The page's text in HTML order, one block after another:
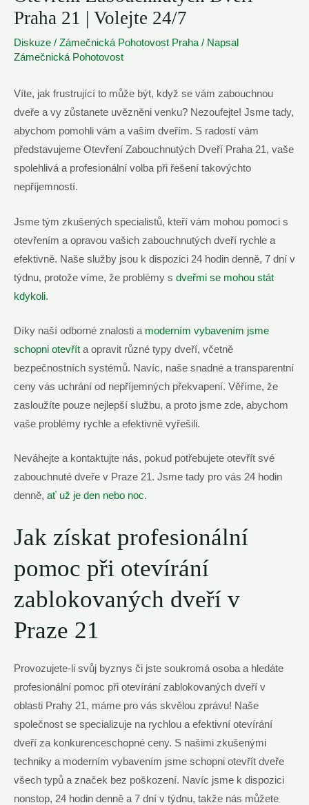
Praha 21 | Volejte 24/7
Diskuze / Zámečnická Pohotovost Praha / Napsal
Zámečnická Pohotovost
Víte, jak frustrující to může být, když se vám zabouchnou
dveře a vy zůstanete uvězněni venku? Nezoufejte! Jsme tady,
abychom pomohli vám a vašim dveřím. S radostí vám
představujeme Otevření Zabouchnutých Dveří Praha 21, vaše
spolehlivá a profesionální volba při řešení takovýchto
nepříjemností.
Jsme tým zkušených specialistů, kteří vám mohou pomoci s
otevřením a opravou vašich zabouchnutých dveří rychle a
efektivně. Naše služby jsou k dispozici 24 hodin denně, 7 dní v
týdnu, protože víme, že problémy s dveřmi se mohou stát
kdykoli.
Díky naší odborné znalosti a moderním vybavením jsme
schopni otevřít a opravit různé typy dveří, včetně
bezpečnostních systémů. Navíc, naše snadné a transparentní
ceny vás uchrání od nepříjemných překvapení. Věříme, že
zasloužíte pouze nejlepší službu, a proto jsme zde, abychom
vaše problémy rychle a efektivně vyřešili.
Neváhejte a kontaktujte nás, pokud potřebujete otevřít své
zabouchnuté dveře v Praze 21. Jsme tady pro vás 24 hodin
denně, ať už je den nebo noc.
Jak získat profesionální
pomoc při otevírání
zablokovaných dveří v
Praze 21
Provozujete-li svůj byznys či jste soukromá osoba a hledáte
profesionální pomoc při otevírání zablokovaných dveří v
oblasti Prahy 21, máme pro vás skvělou zprávu! Naše
společnost se specializuje na rychlou a efektivní otevírání
dveří za konkurenceschopné ceny. S našimi zkušenými
techniky a moderním vybavením jsme schopni otevřít dveře
všech typů a značek bez poškození. Navíc jsme k dispozici
nonstop, 24 hodin denně a 7 dní v týdnu, takže nás můžete